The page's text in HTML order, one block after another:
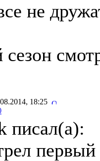
не
сезон
18:25
писал(a):